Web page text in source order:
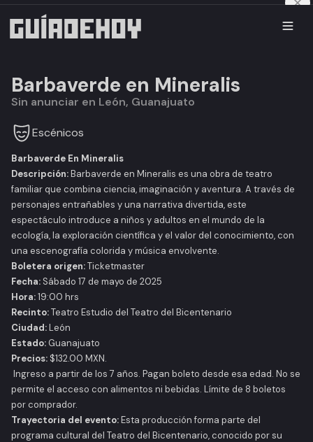
Barbaverde en Mineralis
Sin anunciar en León, Guanajuato
Escénicos
Barbaverde En Mineralis
Descripción:Barbaverde en Mineralis es una obra de teatro
familiar que combina ciencia, imaginación y aventura. A través de
personajes entrañables y una narrativa divertida, este
espectáculo introduce a niños y adultos en el mundo de la
ecología, la exploración científica y el valor del conocimiento, con
una escenografía colorida y música envolvente.
Boletera origen:Ticketmaster
Fecha: Sábado 17 de mayo de 2025
Hora:19:00 hrs
Recinto:Teatro Estudio del Teatro del Bicentenario
Ciudad:León
Estado: Guanajuato
Precios: $132.00 MXN.
Ingreso a partir de los 7 años. Pagan boleto desde esa edad. No se
permite el acceso con alimentos ni bebidas. Límite de 8 boletos
por comprador.
Trayectoria del evento:Esta producción forma parte del
programa cultural del Teatro del Bicentenario, conocido por su